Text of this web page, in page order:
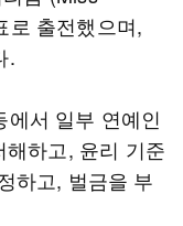
로 출전했으며,
.
서 일부 연예인
하고, 윤리 기준
하고, 벌금을 부